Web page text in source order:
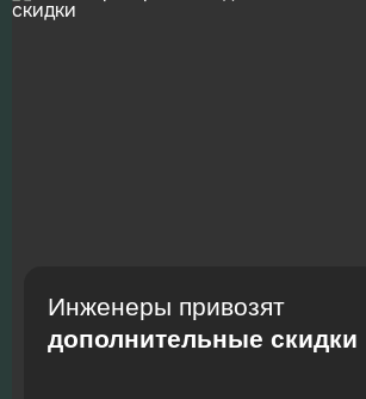
Инженеры привозят
дополнительные скидки